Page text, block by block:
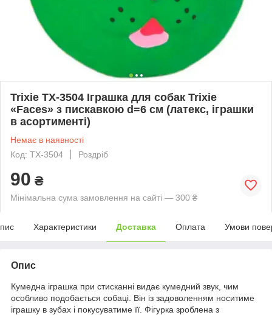
Trixie TX-3504 Іграшка для собак Trixie
«Faces» з пискавкою d=6 см (латекс, іграшки
в асортименті)
Немає в наявності
Код: TX-3504
Роздріб
90 ₴
Мінімальна сума замовлення на сайті — 300 ₴
Характеристики Доставка Оплата Умови
Опис
Кумедна іграшка при стисканні видає кумедний звук, чим
особливо подобається собаці. Він із задоволенням носитиме
іграшку в зубах і покусуватиме її. Фігурка зроблена з